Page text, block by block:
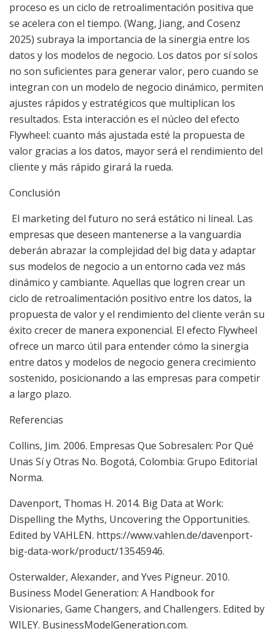
proceso es un ciclo de retroalimentación positiva que
se acelera con el tiempo. (Wang, Jiang, and Cosenz
2025) subraya la importancia de la sinergia entre los
datos y los modelos de negocio. Los datos por sí solos
no son suficientes para generar valor, pero cuando se
integran con un modelo de negocio dinámico, permiten
ajustes rápidos y estratégicos que multiplican los
resultados. Esta interacción es el núcleo del efecto
Flywheel: cuanto más ajustada esté la propuesta de
valor gracias a los datos, mayor será el rendimiento del
cliente y más rápido girará la rueda.
Conclusión
El marketing del futuro no será estático ni lineal. Las
empresas que deseen mantenerse a la vanguardia
deberán abrazar la complejidad del big data y adaptar
sus modelos de negocio a un entorno cada vez más
dinámico y cambiante. Aquellas que logren crear un
ciclo de retroalimentación positivo entre los datos, la
propuesta de valor y el rendimiento del cliente verán su
éxito crecer de manera exponencial. El efecto Flywheel
ofrece un marco útil para entender cómo la sinergia
entre datos y modelos de negocio genera crecimiento
sostenido, posicionando a las empresas para competir
a largo plazo.
Referencias
Collins, Jim. 2006. Empresas Que Sobresalen: Por Qué
Unas Sí y Otras No. Bogotá, Colombia: Grupo Editorial
Norma.
Davenport, Thomas H. 2014. Big Data at Work:
Dispelling the Myths, Uncovering the Opportunities.
Edited by VAHLEN. https://www.vahlen.de/davenport-
big-data-work/product/13545946.
Osterwalder, Alexander, and Yves Pigneur. 2010.
Business Model Generation: A Handbook for
Visionaries, Game Changers, and Challengers. Edited by
WILEY. BusinessModelGeneration.com.